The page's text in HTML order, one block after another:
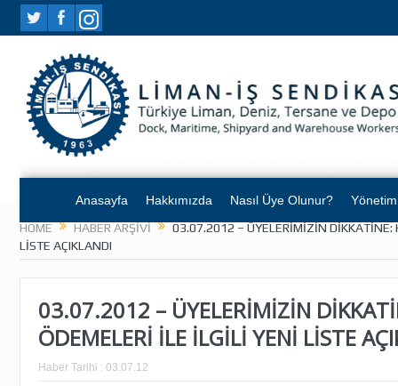
Anasayfa Hakkımızda Nasıl Üye Olunur?
HOME
HABER ARŞIVI
03.07.2012 – ÜYELERİMİZİN DİKKATİNE:
LİSTE AÇIKLANDI
03.07.2012 – ÜYELERİMİZİN
ÖDEMELERİ İLE İLGİLİ YENİ LİSTE
Haber Tarihi : 03.07.12